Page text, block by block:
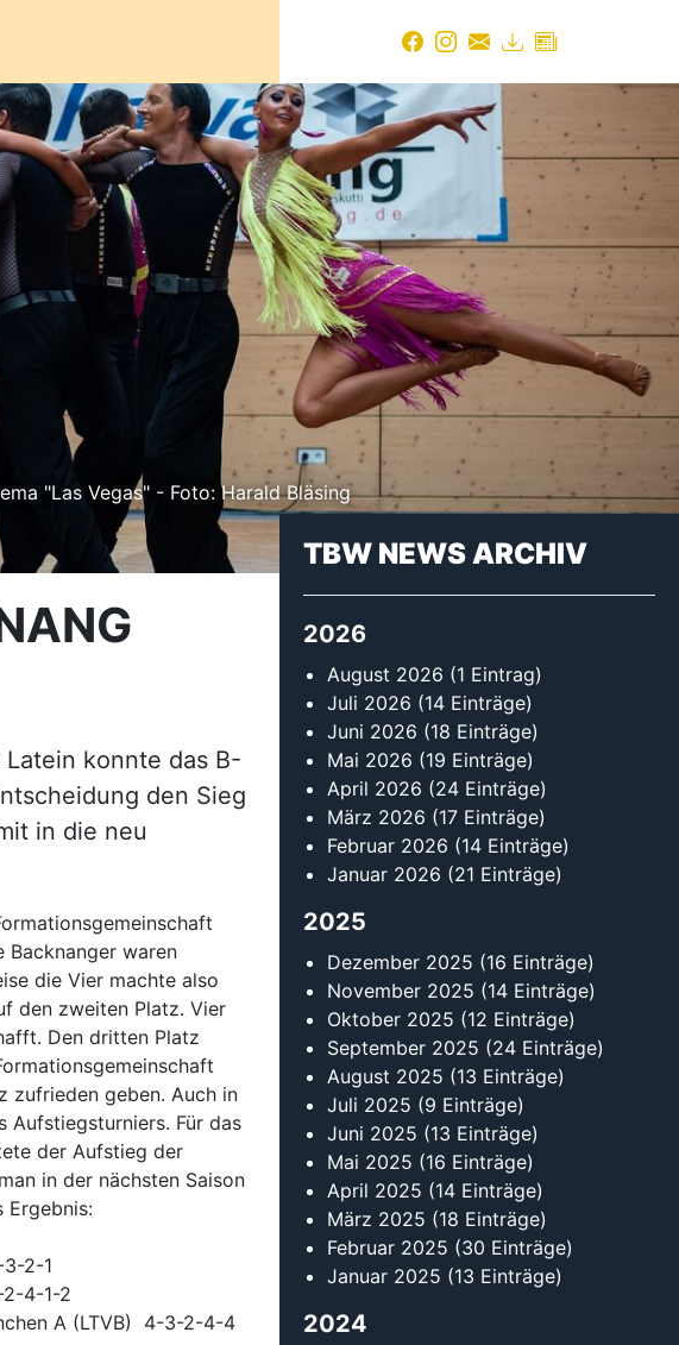
"Las Vegas" - Foto: Harald Bläsing
konnte das B-
den Sieg
in die neu
Backnanger waren
die Vier machte also
den zweiten Platz. Vier
Den dritten Platz
zufrieden geben. Auch in
Aufstiegsturniers. Für das
der Aufstieg der
in der nächsten Saison
Ergebnis:
2-1
4-1-2
A (LTVB) 4-3-2-4-4
TBW NEWS ARCHIV
2026
August 2026 (1 Eintrag)
Juli 2026 (14 Einträge)
Juni 2026 (18 Einträge)
Mai 2026 (19 Einträge)
April 2026 (24 Einträge)
März 2026 (17 Einträge)
Februar 2026 (14 Einträge)
Januar 2026 (21 Einträge)
2025
Dezember 2025 (16 Einträge)
November 2025 (14 Einträge)
Oktober 2025 (12 Einträge)
September 2025 (24 Einträge)
August 2025 (13 Einträge)
Juli 2025 (9 Einträge)
Juni 2025 (13 Einträge)
Mai 2025 (16 Einträge)
April 2025 (14 Einträge)
März 2025 (18 Einträge)
Februar 2025 (30 Einträge)
Januar 2025 (13 Einträge)
2024